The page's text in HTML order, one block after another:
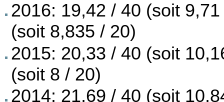
2016: 19,42 / 40 (soit
(soit 8,835 / 20)
2015: 20,33 / 40 (soit
(soit 8 / 20)
2014: 21,69 / 40 (soit